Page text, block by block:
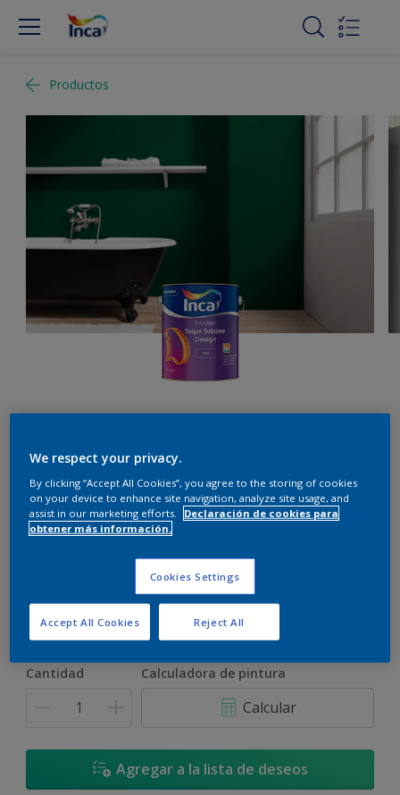
Productos
Verde Trébol - 07GG 08/244
900 ML 3,6 L
Cantidad Calculadora de pintura
Calcular
Agregar a la lista de deseos
We respect your privacy.
By clicking “Accept All Cookies”, you agree to the storing of cookies
on your device to enhance site navigation, analyze site usage, and
assist in our marketing efforts.
Declaración de cookies para
obtener más información.
Cookies Settings
Reject All
Accept All Cookies